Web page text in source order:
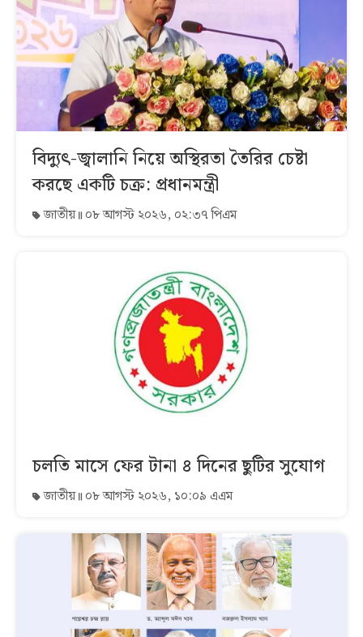
বিদ্যুৎ-জ্বালানি নিয়ে অস্থিরতা তৈরির চেষ্টা
করছে একটি চক্র: প্রধানমন্ত্রী
জাতীয় ০৮ আগস্ট ২০২৬, ০২:৩৭ পিএম
চলতি মাসে ফের টানা ৪ দিনের ছুটির সুযোগ
জাতীয় ০৮ আগস্ট ২০২৬, ১০:০৯ এএম